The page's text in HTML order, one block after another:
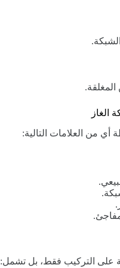
من العلامات التالية:
على التركيب فقط، بل تشمل: